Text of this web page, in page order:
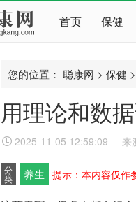
首页 保健
您的位置： 聪康网 > 保健 >
用理论和数
2025-11-05 12:59:09 来
分
类 养生 提示：本内容仅作